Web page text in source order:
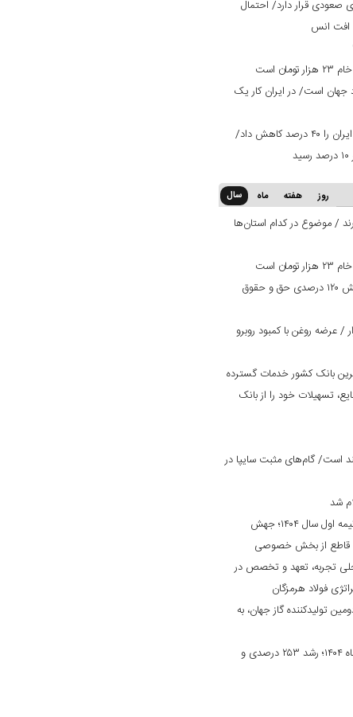
صعودی قرار دارد/ احتمال
افت انس
است
۳ برابر استاندارد جهان است/ در ایران کار یک
تعرفه ۳۰ درصدی عراق صادرات میلگرد ایران را ۴۰ درصد کاهش داد/
روز هفته ماه سال
/ موضوع در کدام استان‌ها
است
بانک دی در مسیر بهبود وضعیت/ افزایش ۱۲۰ درصدی حق و حقوق
/ عرضه روغن با کمبود روبرو
بانک کشور خدمات گسترده
تسهیلات خود را از بانک
است/ گام‌های مثبت سایپا در
شد
کارنامه درخشان «بانک ایران زمین» در نیمه اول سال ۱۴۰۴؛ جهش
قاطع از بخش خصوصی
تجربه، تعهد و تخصص در
فولاد هرمزگان
تولیدکننده گاز جهان، به
جهش چشمگیر درآمد بانک دی در مهرماه ۱۴۰۴؛ رشد ۲۵۳ درصدی و